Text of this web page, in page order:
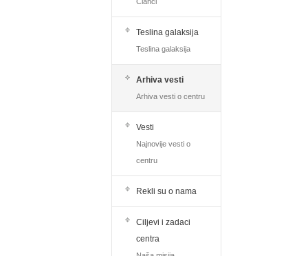
Teslina galaksija
Teslina galaksija
Arhiva vesti
Arhiva vesti o centru
Vesti
Najnovije vesti o
centru
Rekli su o nama
Ciljevi i zadaci
centra